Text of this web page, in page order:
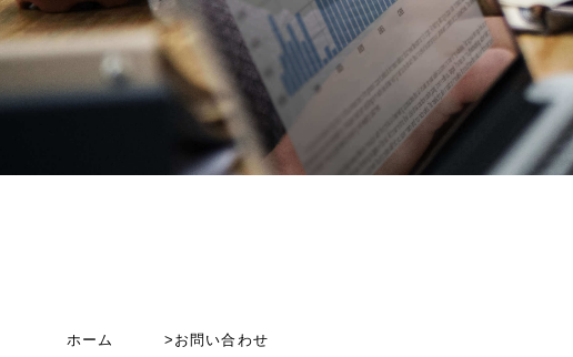
ホーム >お問い合わせ